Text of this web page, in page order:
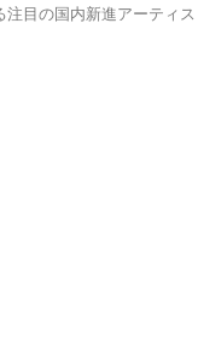
目の国内新進アーティス